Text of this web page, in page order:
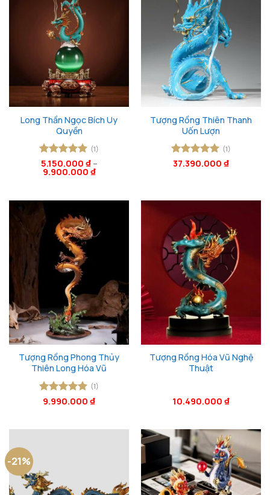
Long Thần Ngọc Bích Uy
Quyền
Được xếp
hạng55
(1)
5.150.000 ₫–
9.900.000 ₫
Tượng Rồng Thiên Thanh
Uốn Lượn
Được xếp
(1)
37.390.000 ₫
Tượng Rồng Phong Thủy
Thiên Long Hóa Vũ
Được xếp
(1)
9.990.000 ₫
Tượng Rồng Hóa Vũ Nghệ
Thuật
10.490.000 ₫
-21%